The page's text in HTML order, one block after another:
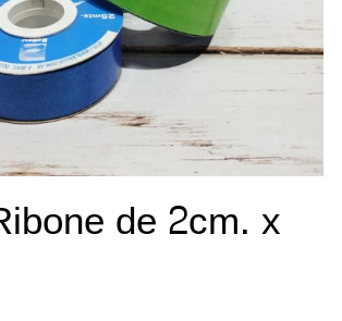
de 2cm. x